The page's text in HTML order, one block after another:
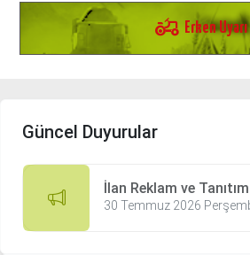
agriculture Erken Uyarı
Güncel Duyurular
İlan Reklam ve
30 Temmuz 2026